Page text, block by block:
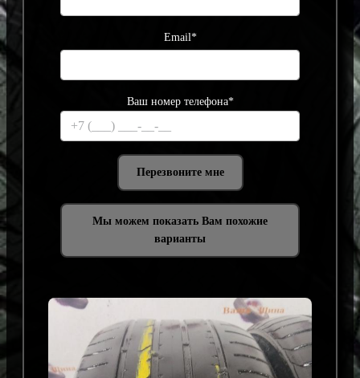
Email*
Ваш номер телефона*
Мы можем показать Вам похожие
варианты